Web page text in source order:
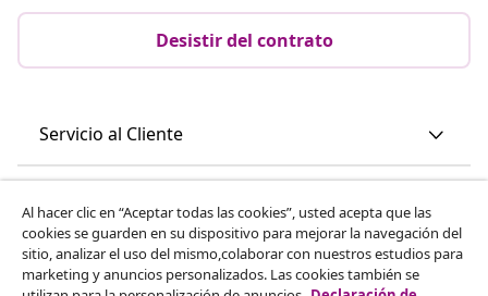
Desistir del contrato
Servicio al Cliente
vidaXL
Al hacer clic en “Aceptar todas las cookies”, usted acepta que las
cookies se guarden en su dispositivo para mejorar la navegación del
sitio, analizar el uso del mismo,colaborar con nuestros estudios para
marketing y anuncios personalizados. Las cookies también se